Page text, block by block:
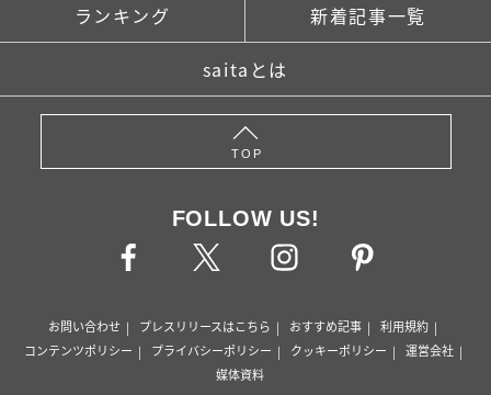
ランキング 新着記事一覧
saitaとは
TOP
FOLLOW US!
お問い合わせ プレスリリースはこちら おすすめ記事
利用規約
コンテンツポリシー
プライバシーポリシー クッキーポリシー
運営会社
媒体資料